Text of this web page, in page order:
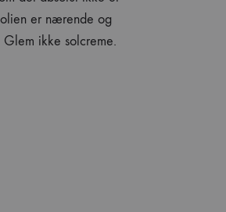
er nærende og
ikke solcreme.